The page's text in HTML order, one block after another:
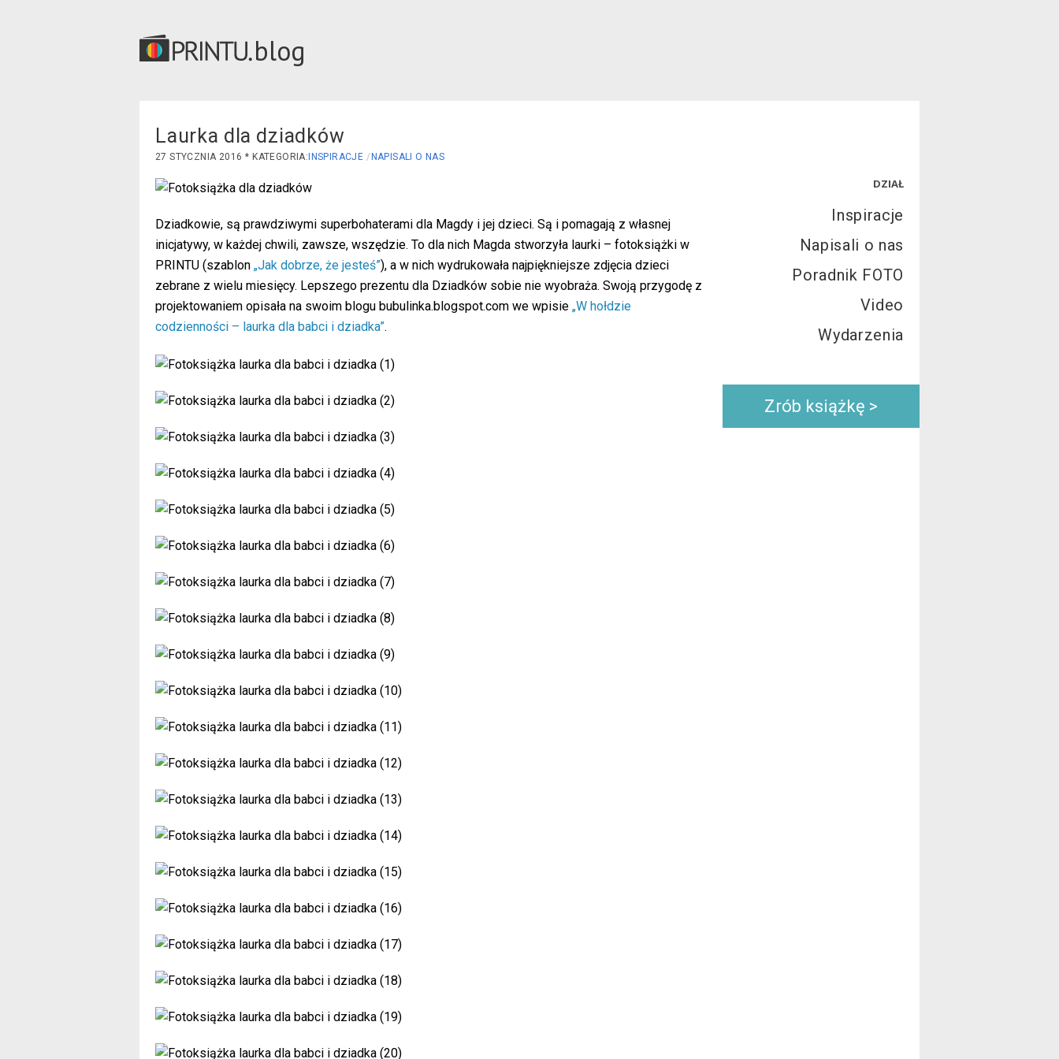
blog
Laurka dla dziadków
27 STYCZNIA 2016 INSPIRACJE NAPISALI O NAS
Dziadkowie, są prawdziwymi superbohaterami dla Magdy i jej dzieci. Są i pomagają z własnej
inicjatywy, w każdej chwili, zawsze, wszędzie. To dla nich Magda stworzyła laurki – fotoksiążki w
PRINTU (szablon „Jak dobrze, że jesteś”), a w nich wydrukowała najpiękniejsze zdjęcia dzieci
zebrane z wielu miesięcy. Lepszego prezentu dla Dziadków sobie nie wyobraża. Swoją przygodę z
projektowaniem opisała na swoim blogu bubulinka.blogspot.com we wpisie „W hołdzie
codzienności – laurka dla babci i dziadka”.
DZIAŁ
Inspiracje
Napisali o nas
Poradnik FOTO
Video
Wydarzenia
Zrób książkę >